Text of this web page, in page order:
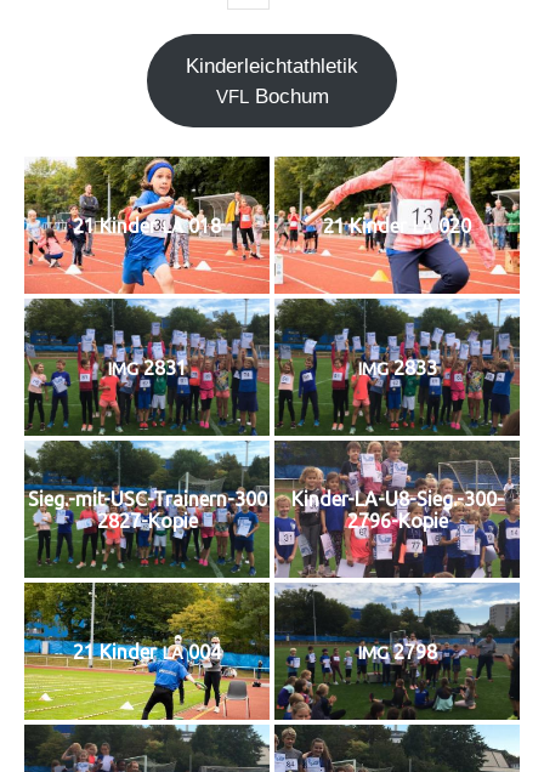
Kin­der­leicht­ath­le­tik
VFLBochum
21 Kin­derLA018 21 Kin­der LA 020
IMG2831 IMG2833
Sieg.-mit-USC-Trainern-300
2827-Kopie
Kinder-LA-U8-Sieg.-300-
2796-Kopie
21 Kin­derLA004 IMG2798